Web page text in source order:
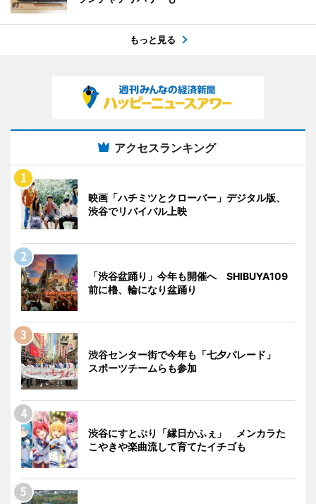
もっと見る
アクセスランキング
映画「ハチミツとクローバー」デジタル版、
渋谷でリバイバル上映
「渋谷盆踊り」今年も開催へ SHIBUYA109
前に櫓、輪になり盆踊り
渋谷センター街で今年も「七夕パレード」
スポーツチームらも参加
渋谷にすとぷり「縁日かふぇ」 メンカラた
こやきや楽曲流して育てたイチゴも